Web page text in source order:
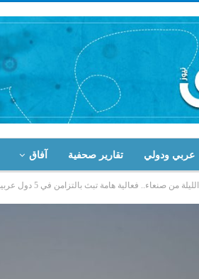
عربي ودولي تقارير صحفية آفاق
الليلة من صنعاء.. فعالية هامة تبث بالتزامن في 5 دول عربية وإقليمية